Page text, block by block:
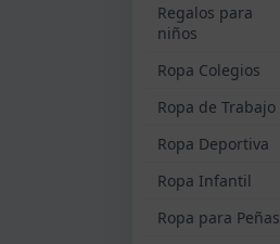
Regalos para
niños
Ropa Colegios
Ropa de Trabajo
Ropa Deportiva
Ropa Infantil
Ropa para Peñas